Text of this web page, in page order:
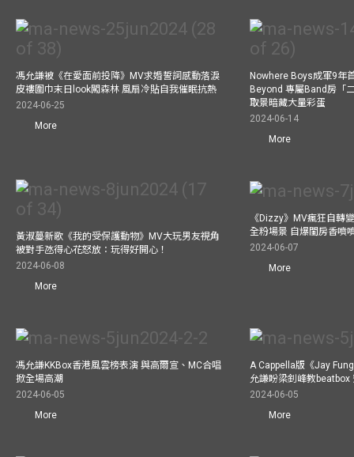
馮允謙被《在愛面前投降》MV求婚誓詞感動落淚
皮褸圍巾末日look闖森林 風扇冷貼自我催眠抗熱
2024-06-25
More
Nowhere Boys成軍9年
Beyond 專屬Band房「
取景暗藏大量彩蛋
2024-06-14
More
黃淑蔓新歌《我的受保護動物》MV大玩男友視角
被對手氹得心花怒放：玩得好開心！
2024-06-08
More
《Dizzy》MV瘋狂自轉
全粉場景 自爆閨房香噴
2024-06-07
More
馮允謙KKBox香港風雲榜表演 與高爾宣、MC合唱
掀全場高潮
2024-06-05
More
A Cappella版《Jay
允謙盼梁釗峰教beatbox
2024-06-05
More